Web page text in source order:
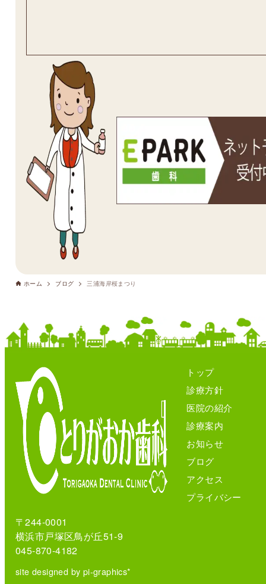
ホーム ブログ 三浦海岸桜まつり
〒244-0001
横浜市戸塚区鳥が丘51-9
045-870-4182
site designed by pi-graphics*
トップ
診療方針
医院の紹介
診療案内
お知らせ
ブログ
アクセス
プライバシー